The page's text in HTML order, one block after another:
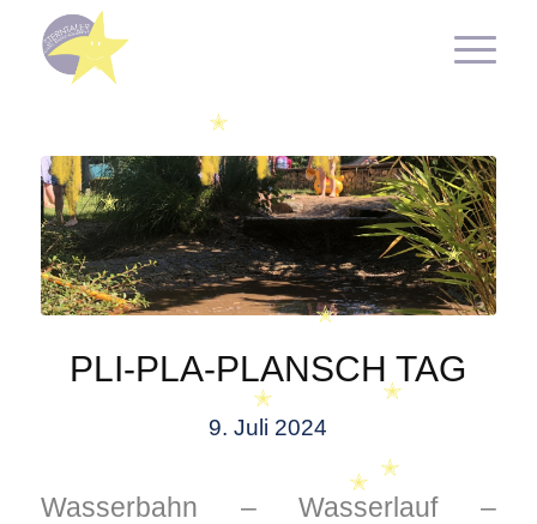
PLI-PLA-PLANSCH TAG
9. Juli 2024
Wasserbahn – Wasserlauf –
✭
✭
✭
✭
✭
✭
✭
✭
✭